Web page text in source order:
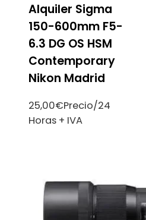
Alquiler Sigma
150-600mm F5-
6.3 DG OS HSM
Contemporary
Nikon Madrid
25,00€Precio/24
Horas + IVA